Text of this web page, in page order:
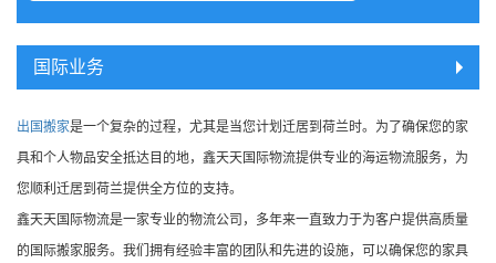
国际业务
出国搬家是一个复杂的过程，尤其是当您计划迁居到荷兰时。为了确保您的家
具和个人物品安全抵达目的地，鑫天天国际物流提供专业的海运物流服务，为
您顺利迁居到荷兰提供全方位的支持。
鑫天天国际物流是一家专业的物流公司，多年来一直致力于为客户提供高质量
的国际搬家服务。我们拥有经验丰富的团队和先进的设施，可以确保您的家具